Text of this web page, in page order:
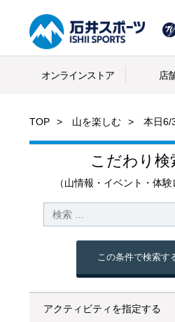
オンラインストア 店
TOP 山を楽しむ 本日6/
こだわり検
（山情報・イベント・体験
この条件で検索す
アクティビティを指定する